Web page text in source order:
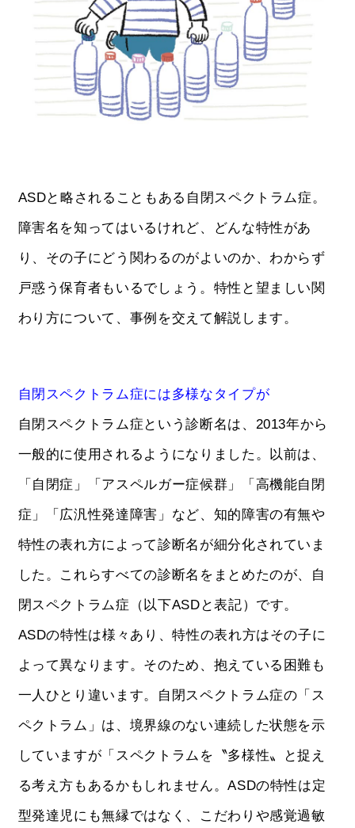
ASDと略されることもある自閉スペクトラム症。
障害名を知ってはいるけれど、どんな特性があ
り、その子にどう関わるのがよいのか、わからず
戸惑う保育者もいるでしょう。特性と望ましい関
わり方について、事例を交えて解説します。
自閉スペクトラム症には多様なタイプが
自閉スペクトラム症という診断名は、2013年から
一般的に使用されるようになりました。以前は、
「自閉症」「アスペルガー症候群」「高機能自閉
症」「広汎性発達障害」など、知的障害の有無や
特性の表れ方によって診断名が細分化されていま
した。これらすべての診断名をまとめたのが、自
閉スペクトラム症（以下ASDと表記）です。
ASDの特性は様々あり、特性の表れ方はその子に
よって異なります。そのため、抱えている困難も
一人ひとり違います。自閉スペクトラム症の「ス
ペクトラム」は、境界線のない連続した状態を示
していますが「スペクトラムを〝多様性〟と捉え
る考え方もあるかもしれません。ASDの特性は定
型発達児にも無縁ではなく、こだわりや感覚過敏